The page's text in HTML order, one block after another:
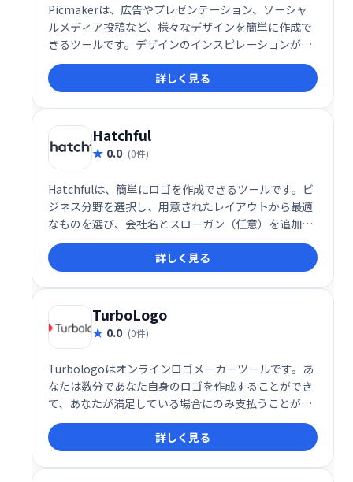
Picmakerは、広告やプレゼンテーション、ソーシャ
ルメディア投稿など、様々なデザインを簡単に作成で
きるツールです。デザインのインスピレーションが必
要な時、Picmakerが最短ルートであなたのアイデア
を実現します。直感的な操作で、プロフェッショナル
なデザインを素早く作成できます。
詳しく見る
Hatchful
0.0 (0件)
Hatchfulは、簡単にロゴを作成できるツールです。ビ
ジネス分野を選択し、用意されたレイアウトから最適
なものを選び、会社名とスローガン（任意）を追加す
るだけで、あなたにぴったりのロゴが完成します。直
感的な操作で、魅力的なビジネスロゴを手に入れまし
ょう。
詳しく見る
TurboLogo
0.0 (0件)
Turbologoはオンラインロゴメーカーツールです。あ
なたは数分であなた自身のロゴを作成することができ
て、あなたが満足している場合にのみ支払うことがで
きます。私たちのオンラインロゴクリエーターは、ビ
ジネスオーナー、新興企業、フリーランサーがプロフ
ェッショナルで高品質のロゴデザインを作成するのを
支援します。
詳しく見る